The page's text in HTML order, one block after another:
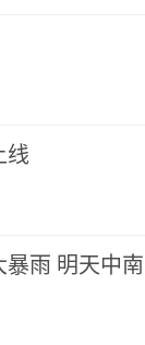
线
雨 明天中